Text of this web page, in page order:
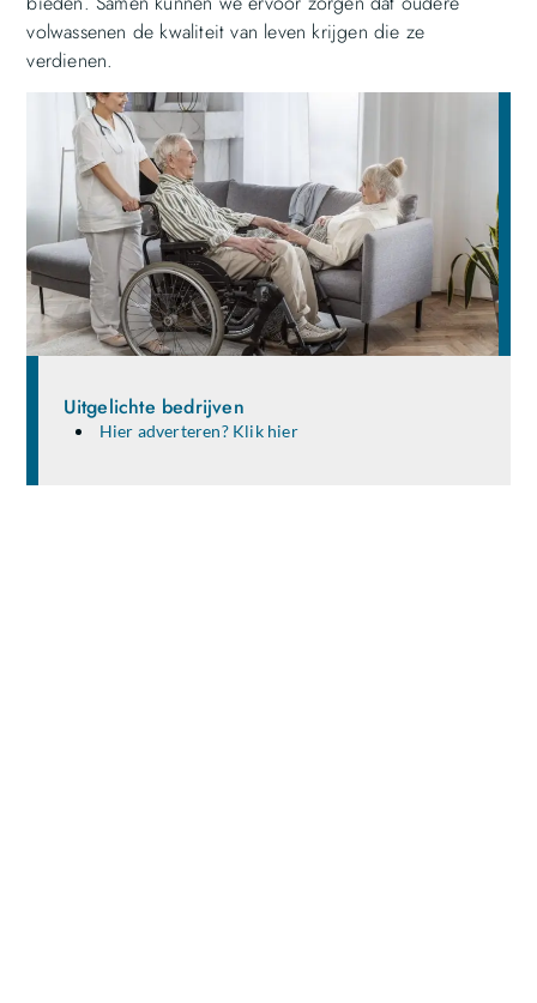
volwassenen de kwaliteit van leven krijgen die ze
verdienen.
Uitgelichte bedrijven
Hier adverteren? Klik hier